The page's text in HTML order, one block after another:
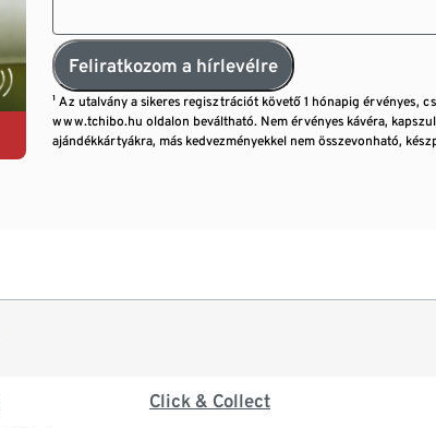
Feliratkozom a hírlevélre
¹ Az utalvány a sikeres regisztrációt követő 1 hónapig érvényes,
www.tchibo.hu oldalon beváltható. Nem érvényes kávéra,
ajándékkártyákra, más kedvezményekkel nem összevonható,
Click & Collect